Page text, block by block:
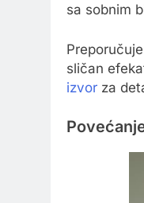
sa sobnim
sličan
izvor za